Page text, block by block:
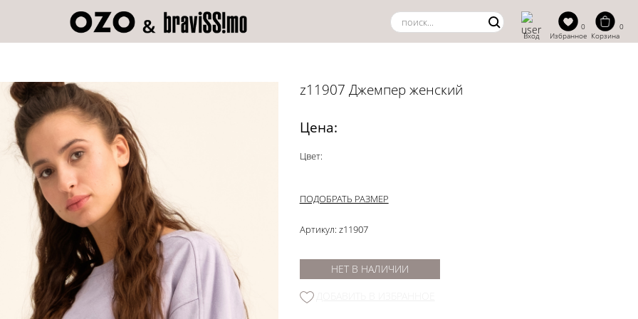
z11907 Джемпер женский
Цена:
Цвет:
ПОДОБРАТЬ РАЗМЕР
Артикул: z11907
НЕТ В НАЛИЧИИ
Вход
0
Избранное
0
Корзина